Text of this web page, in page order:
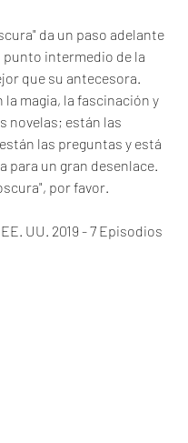
punto intermedio de la
que su antecesora.
la magia, la fascinación y
novelas; están las
las preguntas y está
para un gran desenlace.
por favor.
UU. 2019 - 7 Episodios